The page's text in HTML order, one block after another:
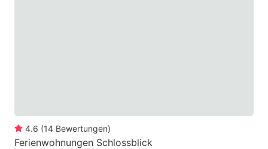
4.6 (14 Bewertungen)
Ferienwohnungen Schlossblick